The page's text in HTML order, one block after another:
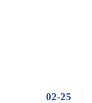
02-25